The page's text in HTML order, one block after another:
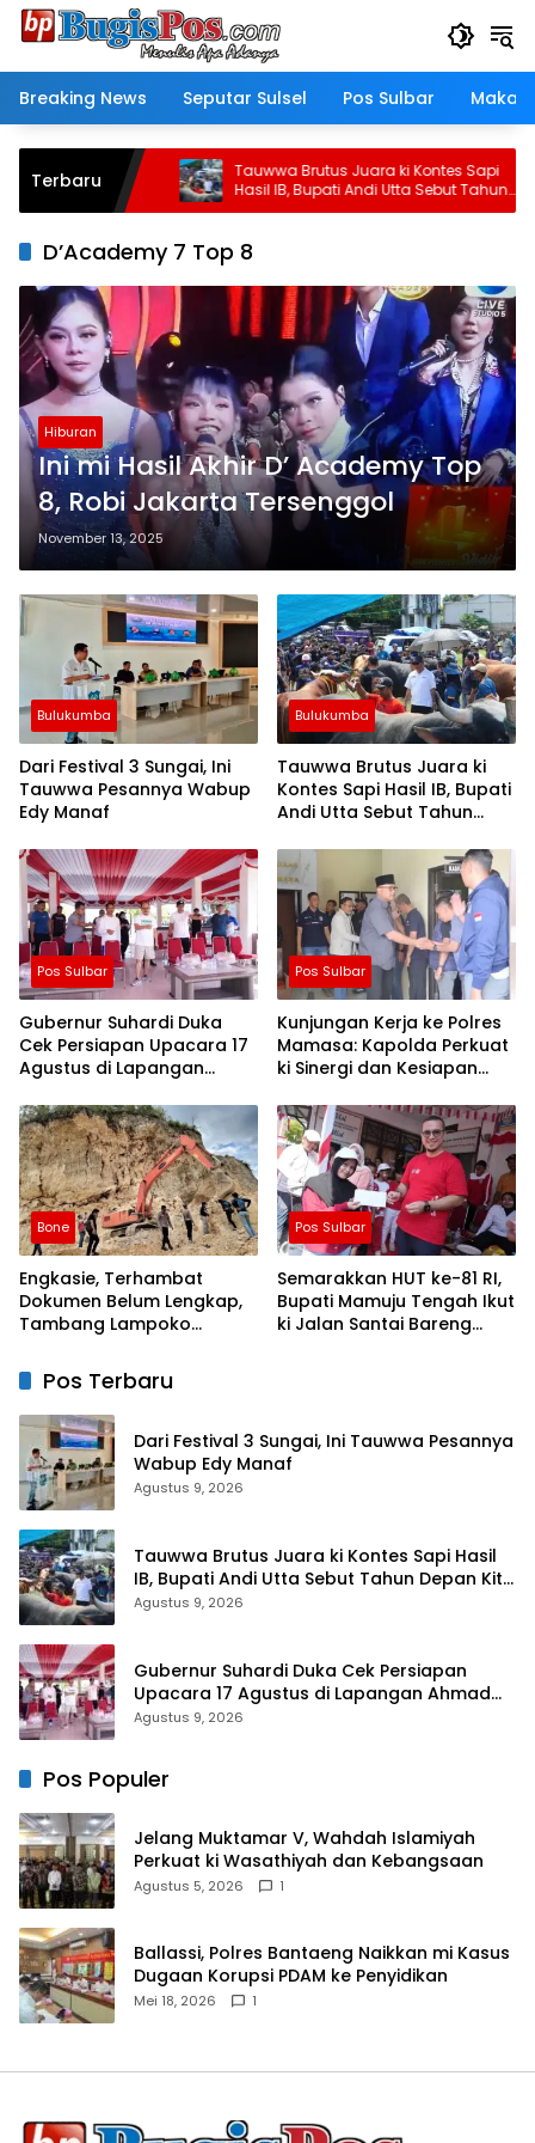
Langsung
Breaking News
Seputar Sulsel Pos Sulbar
Terbaru
Tauwwa Brutus Juara ki Kontes Sapi
Hasil IB, Bupati Andi Utta Sebut Tahun
Depan Kita Bikin Skala Lebih Besar
D’Academy 7 Top 8
Hiburan
Ini mi Hasil Akhir D’ Academy Top
8, Robi Jakarta Tersenggol
November 13, 2025
Bulukumba
Dari Festival 3 Sungai, Ini
Tauwwa Pesannya Wabup
Edy Manaf
Bulukumba
Tauwwa Brutus Juara ki
Kontes Sapi Hasil IB, Bupati
Andi Utta Sebut Tahun
Lebih Besar
Pos Sulbar
Gubernur Suhardi Duka
Cek Persiapan Upacara 17
Agustus di Lapangan
Persen
Pos Sulbar
Kunjungan Kerja ke Polres
Mamasa: Kapolda Perkuat
ki Sinergi dan Kesiapan
Wilayah
Bone
Engkasie, Terhambat
Dokumen Belum Lengkap,
Tambang Lampoko
Tidak Operasional
Pos Sulbar
Semarakkan HUT ke-81 RI,
Bupati Mamuju Tengah Ikut
ki Jalan Santai Bareng
Pos Terbaru
Dari Festival 3 Sungai, Ini Tauwwa Pesannya
Wabup Edy Manaf
Agustus 9, 2026
Tauwwa Brutus Juara ki Kontes Sapi Hasil
IB, Bupati Andi Utta Sebut Tahun Depan Kita
Bikin Skala Lebih Besar
Agustus 9, 2026
Gubernur Suhardi Duka Cek Persiapan
Upacara 17 Agustus di Lapangan Ahmad
Kirang, Capai 80 Persen
Agustus 9, 2026
Pos Populer
Jelang Muktamar V, Wahdah Islamiyah
Perkuat ki Wasathiyah dan Kebangsaan
Agustus 5, 2026 1
Ballassi, Polres Bantaeng Naikkan mi Kasus
Dugaan Korupsi PDAM ke Penyidikan
Mei 18, 2026 1